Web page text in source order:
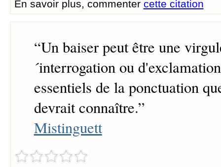
En savoir plus, commenter cette citation
“Un baiser peut être une
´interrogation ou
essentiels de la ponctuation
devrait connaître.”
Mistinguett